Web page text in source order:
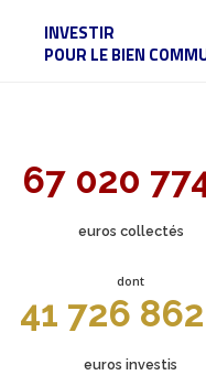
INVESTIR
POUR LE BIEN
67 020
euros collectés
dont
41 726
euros investis